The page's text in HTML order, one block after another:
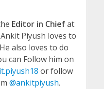
Editor in Chiefat
Piyush loves to
also loves to do
can Follow him on
or follow
@ankitpiyush.